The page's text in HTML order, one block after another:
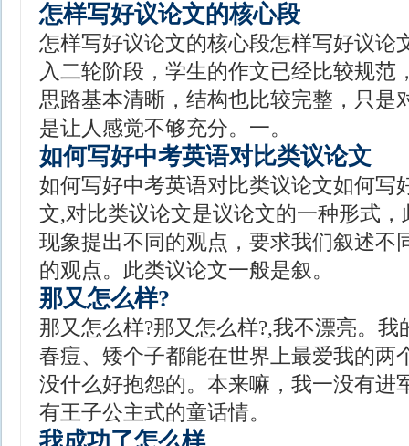
怎样写好议论文的核心段
怎样写好议论文的核心段怎样写好议论
入二轮阶段，学生的作文已经比较规范
思路基本清晰，结构也比较完整，只是
是让人感觉不够充分。一。
如何写好中考英语对比类议论文
如何写好中考英语对比类议论文如何写
文,对比类议论文是议论文的一种形式
现象提出不同的观点，要求我们叙述不
的观点。此类议论文一般是叙。
那又怎么样?
那又怎么样?那又怎么样?,我不漂亮。
春痘、矮个子都能在世界上最爱我的两
没什么好抱怨的。本来嘛，我一没有进
有王子公主式的童话情。